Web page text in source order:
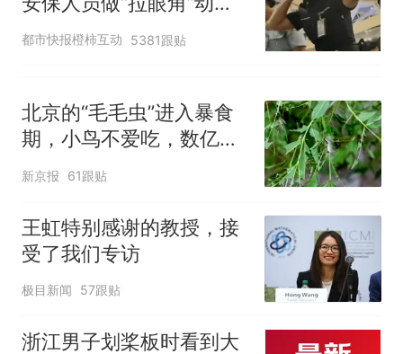
作，泰国机场最新回应：
拒绝登机决定由航司作
改签但没兑现
都市快报橙柿互动 5381跟贴
北京的“毛毛虫”进入暴食
期，小鸟不爱吃，数亿头
小蜂迎战
新京报 61跟贴
王虹特别感谢的教授，接
受了我们专访
极目新闻 57跟贴
浙江男子划桨板时看到大